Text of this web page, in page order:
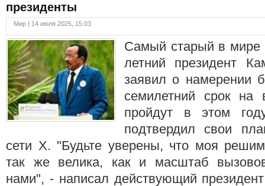
президенты
Мир | 14 июля 2025, 15:03
Самый старый в мире
летний президент
заявил о намерении
семилетний срок на
пройдут в этом
подтвердил свои
сети X. "Будьте уверены, что моя
так же велика, как и масштаб
нами", - написал действующий